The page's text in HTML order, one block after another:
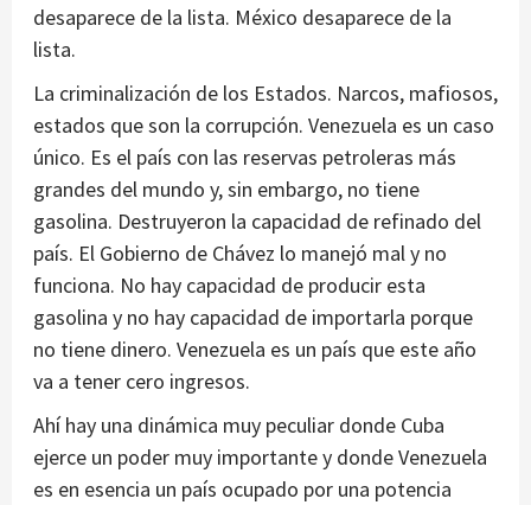
desaparece de la lista. México desaparece de la
lista.
La criminalización de los Estados. Narcos, mafiosos,
estados que son la corrupción. Venezuela es un caso
único. Es el país con las reservas petroleras más
grandes del mundo y, sin embargo, no tiene
gasolina. Destruyeron la capacidad de refinado del
país. El Gobierno de Chávez lo manejó mal y no
funciona. No hay capacidad de producir esta
gasolina y no hay capacidad de importarla porque
no tiene dinero. Venezuela es un país que este año
va a tener cero ingresos.
Ahí hay una dinámica muy peculiar donde Cuba
ejerce un poder muy importante y donde Venezuela
es en esencia un país ocupado por una potencia